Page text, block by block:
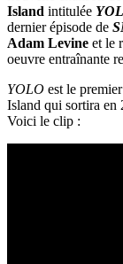
Island intitulée
dernier épisode de
Adam Levine et le
oeuvre entraînante
YOLO est le
Island qui sortira en
Voici le clip :